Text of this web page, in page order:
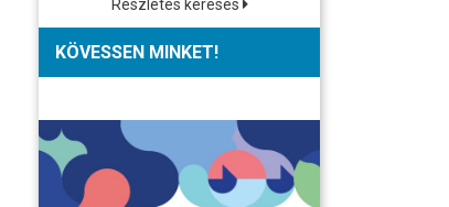
Részletes keresés
KÖVESSEN MINKET!